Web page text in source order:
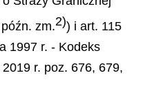
zm.2)) i art. 115
1997 r. - Kodeks
r. poz. 676, 679,